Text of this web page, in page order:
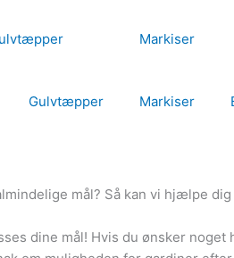
Markiser
Gulvtæpper​ Markiser
mål? Så kan vi hjælpe
dine mål! Hvis du ønsker